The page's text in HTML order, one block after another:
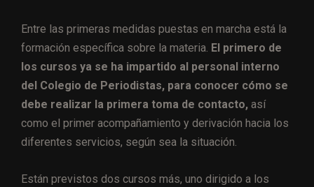
Entre las primeras medidas puestas en marcha está la
formación específica sobre la materia. El primero de
los cursos ya se ha impartido al personal interno
del Colegio de Periodistas, para conocer cómo se
debe realizar la primera toma de contacto, así
como el primer acompañamiento y derivación hacia los
diferentes servicios, según sea la situación.
Están previstos dos cursos más, uno dirigido a los